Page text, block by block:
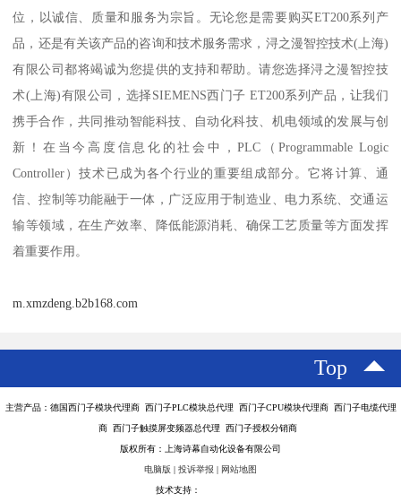
位，以诚信、质量和服务为宗旨。无论您是需要购买ET200系列产
品，还是有关该产品的咨询和技术服务需求，浔之漫智控技术(上海)
有限公司都将竭诚为您提供的支持和帮助。请您选择浔之漫智控技
术(上海)有限公司，选择SIEMENS西门子 ET200系列产品，让我们
携手合作，共同推动智能科技、自动化科技、机电领域的发展与创
新！在当今高度信息化的社会中，PLC（Programmable Logic
Controller）技术已成为各个行业的重要组成部分。它将计算、通
信、控制等功能融于一体，广泛应用于制造业、电力系统、交通运
输等领域，在生产效率、降低能源消耗、确保工艺质量等方面发挥
着重要作用。
m.xmzdeng.b2b168.com
Top
主营产品：德国西门子模块代理商 西门子PLC模块总代理 西门子CPU模块代理商 西门子电缆代理
商 西门子触摸屏变频器总代理 西门子授权分销商
版权所有：上海诗幕自动化设备有限公司
电脑版 | 投诉举报 | 网站地图
技术支持：